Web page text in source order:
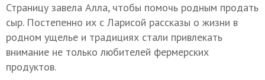
Страницу завела Алла, чтобы помочь родным продать
сыр. Постепенно их с Ларисой рассказы о жизни в
родном ущелье и традициях стали привлекать
внимание не только любителей фермерских
продуктов.